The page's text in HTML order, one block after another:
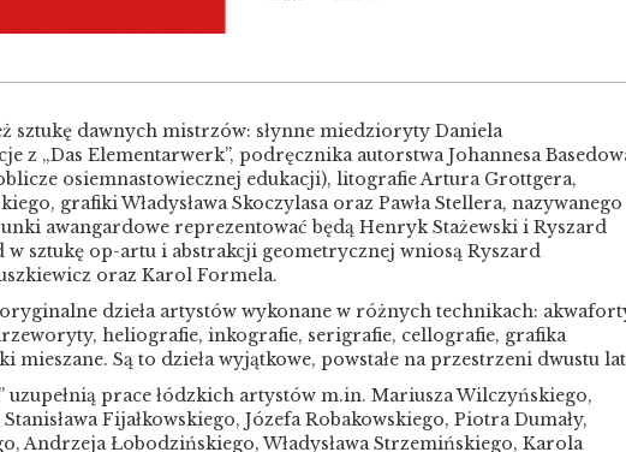
sztukę dawnych mistrzów: słynne miedzioryty Daniela
z „Das Elementarwerk”, podręcznika autorstwa Johannesa
osiemnastowiecznej edukacji), litografie Artura Grottgera,
grafiki Władysława Skoczylasa oraz Pawła Stellera, nazywanego
awangardowe reprezentować będą Henryk Stażewski i Ryszard
sztukę op-artu i abstrakcji geometrycznej wniosą Ryszard
oraz Karol Formela.
dzieła artystów wykonane w różnych technikach:
heliografie, inkografie, serigrafie, cellografie, grafika
mieszane. Są to dzieła wyjątkowe, powstałe na przestrzeni dwustu
uzupełnią prace łódzkich artystów m.in. Mariusza Wilczyńskiego,
Fijałkowskiego, Józefa Robakowskiego, Piotra Dumały,
Andrzeja Łobodzińskiego, Władysława Strzemińskiego, Karola